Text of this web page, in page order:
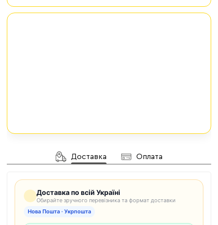
Доставка Оплата
Доставка по всій Україні
Обирайте зручного перевізника та формат доставки
Нова Пошта · Укрпошта